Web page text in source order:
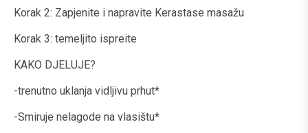
Korak 2: Zapjenite i napravite Kerastase masažu
Korak 3: temeljito ispreite
KAKO DJELUJE?
-trenutno uklanja vidljivu prhut*
-Smiruje nelagode na vlasištu*